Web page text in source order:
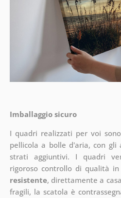
Imballaggio sicuro
I quadri realizzati per voi
pellicola a bolle d'aria, con
strati aggiuntivi. I quadri
rigoroso controllo di qualità
resistente, direttamente a
fragili, la scatola è